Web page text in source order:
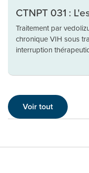
CTNPT 031 :
Traitement par
chronique VIH sous
interruption
Voir tout